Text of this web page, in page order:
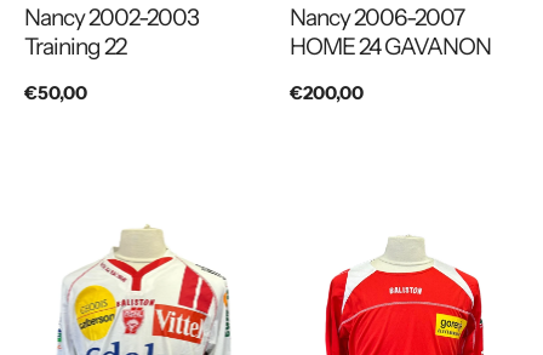
Nancy 2002-2003
Training 22
Prix
€50,00
Nancy 2006-2007
HOME 24 GAVANON
Prix
€200,00